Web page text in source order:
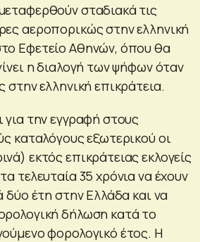
σταδιακά τις
αεροπορικώς στην ελληνική
Εφετείο Αθηνών, όπου θα
η διαλογή των ψήφων όταν
στην ελληνική επικράτεια.
για την εγγραφή στους
καταλόγους εξωτερικού οι
εκτός επικράτειας εκλογείς
τελευταία 35 χρόνια να έχουν
δύο έτη στην Ελλάδα και να
δήλωση κατά το
φορολογικό έτος. Η